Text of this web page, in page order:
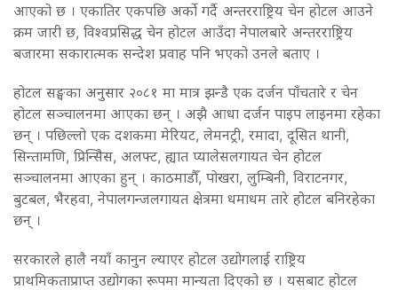
आएको छ । एकातिर एकपछि अर्को गर्दै अन्तरराष्ट्रिय चेन होटल आउने
क्रम जारी छ, विश्वप्रसिद्ध चेन होटल आउँदा नेपालबारे अन्तरराष्ट्रिय
बजारमा सकारात्मक सन्देश प्रवाह पनि भएको उनले बताए ।
होटल सङ्घका अनुसार २०८१ मा मात्र झन्डै एक दर्जन पाँचतारे र चेन
होटल सञ्चालनमा आएका छन् । अझै आधा दर्जन पाइप लाइनमा रहेका
छन् । पछिल्लो एक दशकमा मेरियट, लेमनट्री, रमादा, दूसित थानी,
सिन्तामणि, प्रिन्सिेस, अलफ्ट, ह्यात प्यालेसलगायत चेन होटल
सञ्चालनमा आएका हुन् । काठमाडौँ, पोखरा, लुम्बिनी, विराटनगर,
बुटबल, भैरहवा, नेपालगन्जलगायत क्षेत्रमा धमाधम तारे होटल बनिरहेका
छन् ।
सरकारले हालै नयाँ कानुन ल्याएर होटल उद्योगलाई राष्ट्रिय
प्राथमिकताप्राप्त उद्योगका रूपमा मान्यता दिएको छ । यसबाट होटल